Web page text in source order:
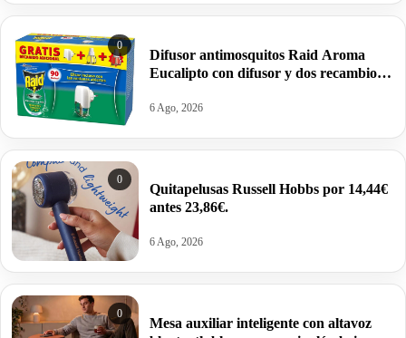
0
Difusor antimosquitos Raid Aroma
Eucalipto con difusor y dos recambios
6 Ago, 2026
0
Quitapelusas Russell Hobbs por 14,44€
antes 23,86€.
6 Ago, 2026
0
Mesa auxiliar inteligente con altavoz